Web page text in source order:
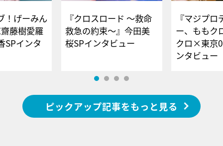
！げーみん
藤樹愛羅
SPインタ
『クロスロード ～救命
救急の約束～』今田美
桜SPインタビュー
『マジプロ
ー、ももク
クロ×東京
ンタビュー
ピックアップ記事をもっと見る